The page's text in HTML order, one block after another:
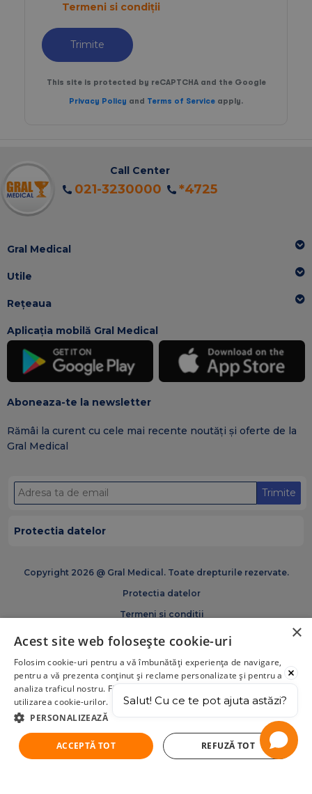
Termeni si condiții
Trimite
This site is protected by reCAPTCHA and the Google
Privacy Policy and Terms of Service apply.
Call Center
021-3230000 *4725
Gral Medical
Utile
Rețeaua
Aplicația mobilă Gral Medical
Aboneaza-te la newsletter
Rămâi la curent cu cele mai recente noutăți și oferte de la
Gral Medical
Trimite
Protectia datelor
Copyright 2026 @ Gral Medical. Toate drepturile rezervate.
Protectia datelor
Termeni si conditii
Politica de cookies
Salut! Cu ce te pot ajuta astăzi?
×
Acest site web folosește cookie-uri
Folosim cookie-uri pentru a vă îmbunătăți experiența de navigare,
pentru a vă prezenta conținut și reclame personalizate și pentru a
analiza traficul nostru. Făcând click pe „Acceptă tot”, acceptați
utilizarea cookie-urilor.
PERSONALIZEAZĂ
ACCEPTĂ TOT REFUZĂ TOT